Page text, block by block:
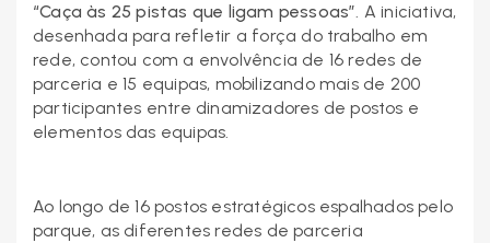
“Caça às 25 pistas que ligam pessoas”. A iniciativa,
desenhada para refletir a força do trabalho em
rede, contou com a envolvência de 16 redes de
parceria e 15 equipas, mobilizando mais de 200
participantes entre dinamizadores de postos e
elementos das equipas.
Ao longo de 16 postos estratégicos espalhados pelo
parque, as diferentes redes de parceria